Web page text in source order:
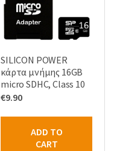
SILICON POWER
κάρτα μνήμης 16GB
micro SDHC, Class 10
€9.90
ADD TO
CART